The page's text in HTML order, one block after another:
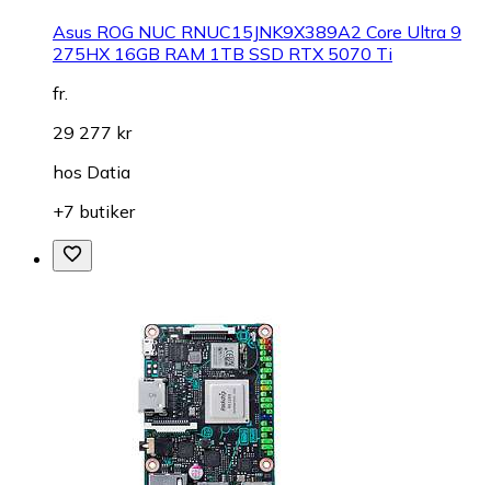
Asus ROG NUC RNUC15JNK9X389A2 Core Ultra 9
275HX 16GB RAM 1TB SSD RTX 5070 Ti
fr.
29 277 kr
hos Datia
+7 butiker